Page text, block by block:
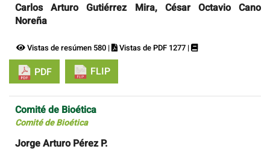
Carlos Arturo Gutiérrez Mira, César Octavio Cano
Noreña
Vistas de resúmen 580 | Vistas de PDF 1277 |
PDF FLIP
Comité de Bioética
Comité de Bioética
Jorge Arturo Pérez P.